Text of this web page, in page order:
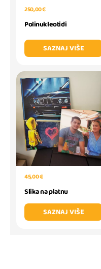
250,00 €
Polinukleotidi
SAZNAJ VIŠE
45,00 €
Slika na platnu
SAZNAJ VIŠE